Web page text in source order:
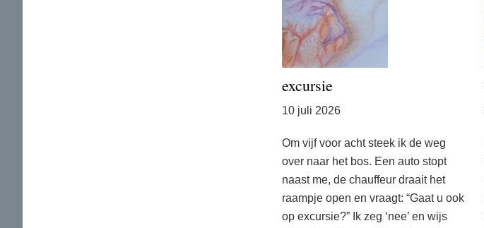
excursie
10 juli 2026
Om vijf voor acht steek ik de weg
over naar het bos. Een auto stopt
naast me, de chauffeur draait het
raampje open en vraagt: “Gaat u ook
op excursie?” Ik zeg ‘nee’ en wijs